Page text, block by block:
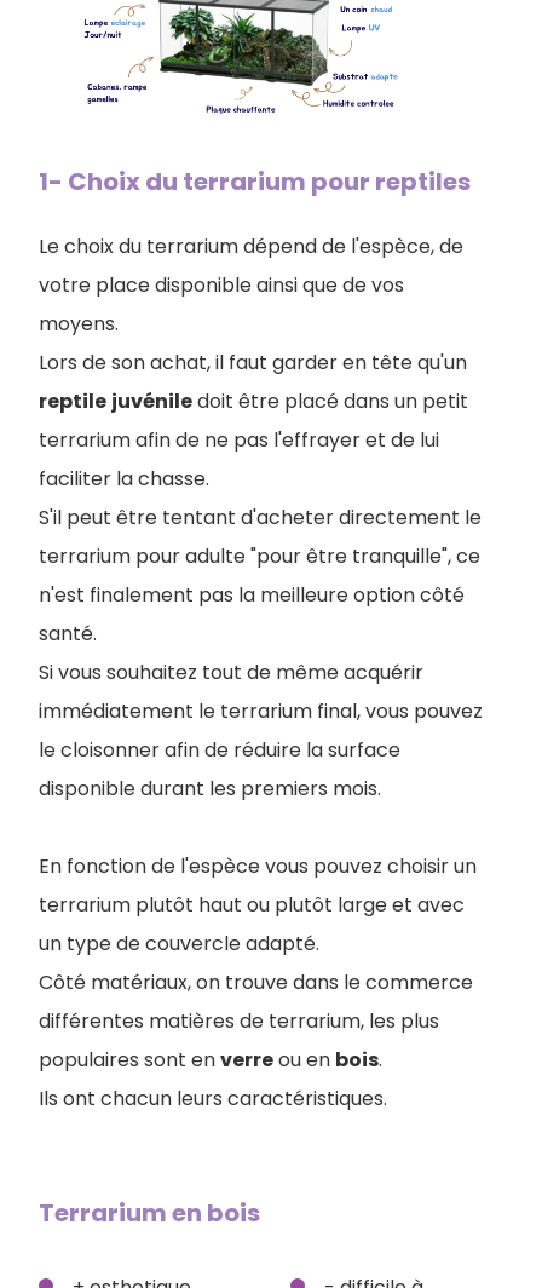
1- Choix du terrarium pour reptiles
Le choix du terrarium dépend de l'espèce, de
votre place disponible ainsi que de vos
moyens.
Lors de son achat, il faut garder en tête qu'un
reptile juvéniledoit être placé dans un petit
terrarium afin de ne pas l'effrayer et de lui
faciliter la chasse.
S'il peut être tentant d'acheter directement le
terrarium pour adulte "pour être tranquille", ce
n'est finalement pas la meilleure option côté
santé.
Si vous souhaitez tout de même acquérir
immédiatement le terrarium final, vous pouvez
le cloisonner afin de réduire la surface
disponible durant les premiers mois.
En fonction de l'espèce vous pouvez choisir un
terrarium plutôt haut ou plutôt large et avec
un type de couvercle adapté.
Côté matériaux, on trouve dans le commerce
différentes matières de terrarium, les plus
populaires sont enverreou en bois.
Ils ont chacun leurs caractéristiques.
Terrarium en bois